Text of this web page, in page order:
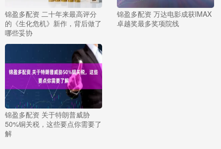
锦盈多配资 二十年来最高评分
的《生化危机》新作，背后做了
哪些妥协
锦盈多配资 万达电影成获IMAX
卓越奖最多奖项院线
锦盈多配资 关于特朗普威胁
50%铜关税，这些要点你需要了
解